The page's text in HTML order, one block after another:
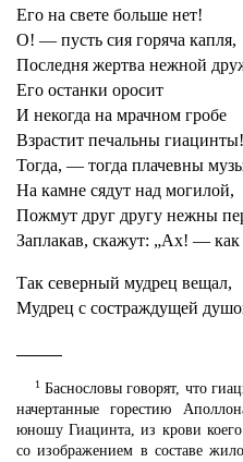
Его на свете больше нет!
О! — пусть сия горяча капля,
Последня жертва нежной
Его останки оросит
И некогда на мрачном гробе
Взрастит печальны гиацинты!
Тогда, — тогда плачевны
На камне сядут над могилой,
Пожмут друг другу нежны
Заплакав, скажут: „Ах! — как
Так северный мудрец вещал,
Мудрец с состраждущей
1Баснословы говорят, что
начертанные горестию
юношу Гиацинта, из крови
со изображением в составе